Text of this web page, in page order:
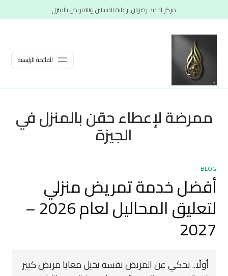
مركز احمد رضوان لرعاية المسنين والتمريض بالمنزل
القائمة الرئيسية
ممرضة لإعطاء حقن بالمنزل في
الجيزة
BLOG
أفضل خدمة تمريض منزلي
لتعليق المحاليل لعام 2026 –
2027
أولًا.. نحكي عن المريض نفسه تخيل معايا مريض كبير